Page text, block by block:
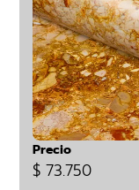
Precio
$ 73.750